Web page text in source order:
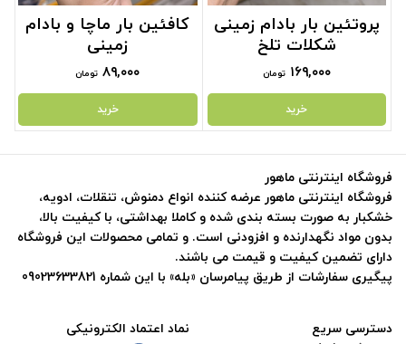
پروتئین بار بادام زمینی
شکلات تلخ
۱۶۹,۰۰۰ تومان
خرید
کافئین بار ماچا و بادام
زمینی
۸۹,۰۰۰ تومان
خرید
نماد اعتماد الکترونیکی
دسترسی سریع
فروشگاه اینترنتی ماهور
فروشگاه اینترنتی ماهور عرضه کننده انواع دمنوش، تنقلات، ادویه،
خشکبار به صورت بسته بندی شده و کاملا بهداشتی، با کیفیت بالا،
بدون مواد نگهدارنده و افزودنی است. و تمامی محصولات این فروشگاه
دارای تضمین کیفیت و قیمت می باشند.
پیگیری سفارشات از طریق پیامرسان «بله» با این شماره 09023633821